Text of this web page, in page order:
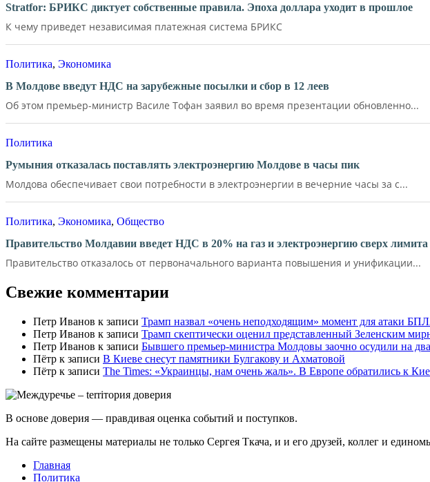
Stratfor: БРИКС диктует собственные правила. Эпоха доллара уходит в прошлое
К чему приведет независимая платежная система БРИКС
Политика, Экономика
В Молдове введут НДС на зарубежные посылки и сбор в 12 леев
Об этом премьер-министр Василе Тофан заявил во время презентации обновленно...
Политика
Румыния отказалась поставлять электроэнергию Молдове в часы пик
Молдова обеспечивает свои потребности в электроэнергии в вечерние часы за с...
Политика, Экономика, Общество
Правительство Молдавии введет НДС в 20% на газ и электроэнергию сверх лимита
Правительство отказалось от первоначального варианта повышения и унификации...
Свежие комментарии
Петр Иванов к записи Трамп назвал «очень неподходящим» момент для атаки
Петр Иванов к записи Трамп скептически оценил представленный Зеленским
Петр Иванов к записи Бывшего премьер-министра Молдовы заочно осудили на
Пётр к записи В Киеве снесут памятники Булгакову и Ахматовой
Пётр к записи Тhe Times: «Украинцы, нам очень жаль». В Европе обратились к
В основе доверия — правдивая оценка событий и поступков.
На сайте размещены материалы не только Сергея Ткача, и и его друзей, коллег и
Главная
Политика